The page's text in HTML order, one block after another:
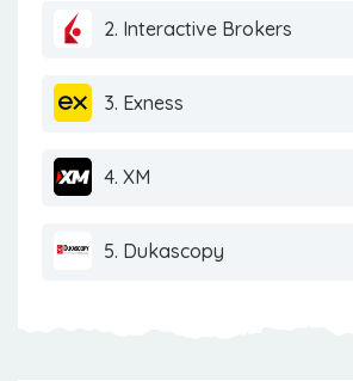
2. Interactive Brokers
3. Exness
4. XM
5. Dukascopy